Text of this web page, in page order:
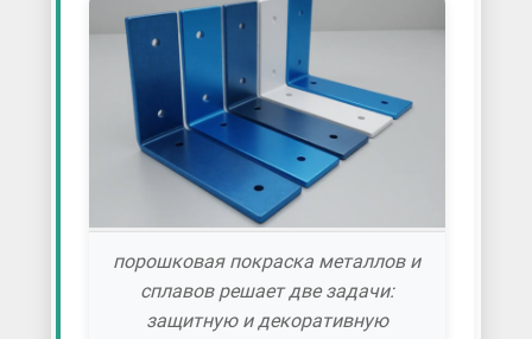
порошковая покраска металлов и
сплавов решает две задачи:
защитную и декоративную